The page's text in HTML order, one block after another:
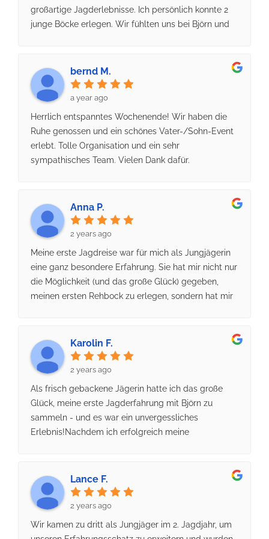
passen. Meine Begleitung konnte viel praktische
Erfahrung sammeln und wir beide gemeinsam
Planung der nächsten Reise.
Stelle, wir werden diese Jagdreise so schnell nicht
vergessen.
großartige Jagderlebnisse. Ich persönlich konnte 2
junge Böcke erlegen. Wir fühlten uns bei Björn und
bernd M.
a year ago
Herrlich entspanntes Wochenende! Wir haben die
Ruhe genossen und ein schönes Vater-/Sohn-Event
erlebt. Tolle Organisation und ein sehr
sympathisches Team. Vielen Dank dafür.
Anna P.
2 years ago
Meine erste Jagdreise war für mich als Jungjägerin
eine ganz besondere Erfahrung. Sie hat mir nicht nur
die Möglichkeit (und das große Glück) gegeben,
meinen ersten Rehbock zu erlegen, sondern hat mir
vertiefen.Herzlichen Dank an Björn und auch an
Anne für die wertvollen Kenntnisse, die vielen
Eindrücke und dieses unvergessliche Erlebnis!
Karolin F.
2 years ago
Als frisch gebackene Jägerin hatte ich das große
Glück, meine erste Jagderfahrung mit Björn zu
sammeln - und es war ein unvergessliches
Erlebnis!Nachdem ich erfolgreich meine
Aufregung und Vorfreude auf meinen ersten Schuss.
Unter der fachkundigen Anleitung des Teams von
Jagdreisen Brandenburg fühlte ich mich von Anfang
an sicher und gut aufgehoben. Björn hat mich (mal
wieder) mit seiner Professionalität und seinem
Lance F.
2 years ago
Wir kamen zu dritt als Jungjäger im 2. Jagdjahr, um